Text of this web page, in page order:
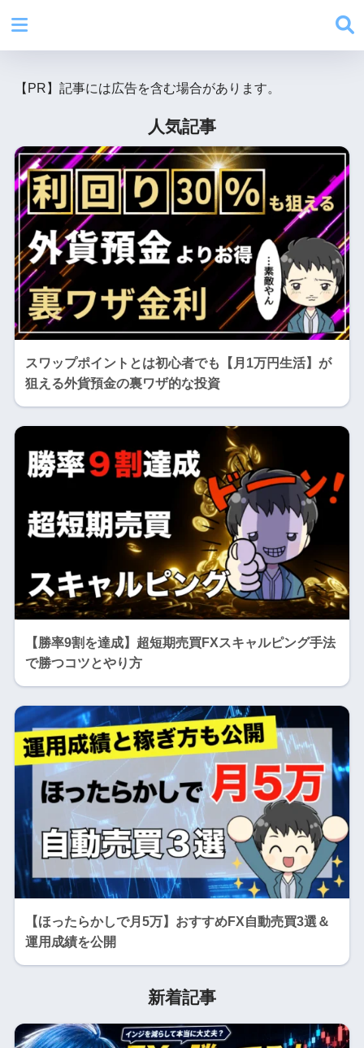
【PR】記事には広告を含む場合があります。
人気記事
スワップポイントとは初心者でも【月1万円生活】が
狙える外貨預金の裏ワザ的な投資
【勝率9割を達成】超短期売買FXスキャルピング手法
で勝つコツとやり方
【ほったらかしで月5万】おすすめFX自動売買3選＆
運用成績を公開
新着記事